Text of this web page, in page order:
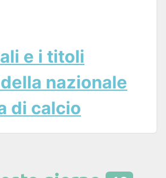
e i titoli
nazionale
di calcio